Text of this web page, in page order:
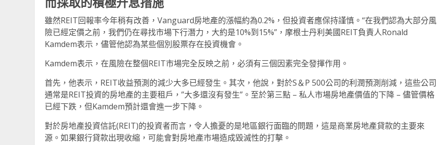
雖然REIT回報率今年稍有改善，Vanguard房地產的漲幅約為0.2%，但投資者應保持謹慎。“在我們認為大部分風
險已經定價之前，我們仍在尋找市場下行潛力，大約是10%到15%”，摩根士丹利美國REIT負責人Ronald
Kamdem表示，儘管他認為某些個別股票存在投資機會。
Kamdem表示，在風險在整個REIT市場完全反映之前，必須有三個因素完全發揮作用。
首先，他表示，REIT收益預測的減少大多已經發生。其次，他說，對於S＆P 500公司的利潤預測削減，這些公司
通常是REIT投資的房地產的主要租戶，”大多還沒有發生”。至於第三點 – 私人市場房地產價值的下降 – 儘管價格
已經下跌，但Kamdem預計還會進一步下降。
對於房地產投資信託(REIT)的投資者而言，令人擔憂的是地區銀行面臨的問題，這是商業房地產貸款的主要來
源。如果銀行貸款出現收縮，可能會對房地產市場造成毀滅性的打擊。